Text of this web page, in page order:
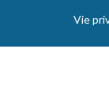
Vie